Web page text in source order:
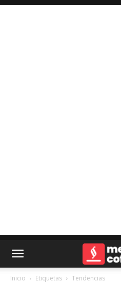
Inicio Etiquetas Tendencias